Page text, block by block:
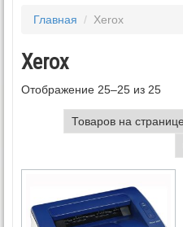
Главная / Xerox
Xerox
Отображение 25–25 из 25